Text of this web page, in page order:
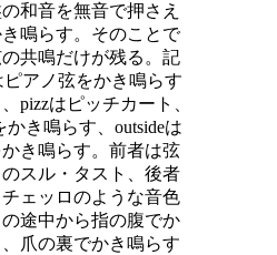
和音を無音で押さえ
鳴らす。そのことで
共鳴だけが残る。記
ピアノ弦をかき鳴らす
pizzはピッチカート、
き鳴らす、 outsideは
き鳴らす。前者は弦
スル・タスト、後者
ェッロのような音色
途中から指の腹でか
爪の裏でかき鳴らす